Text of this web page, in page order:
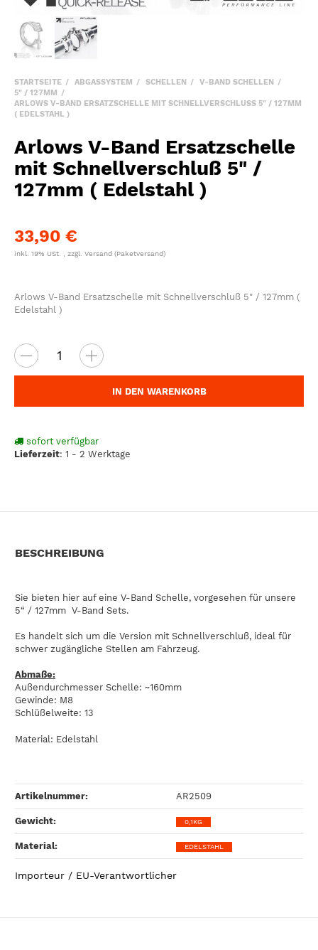
STARTSEITE ABGASSYSTEM SCHELLEN
V-BAND SCHELLEN
5" / 127MM
ARLOWS V-BAND ERSATZSCHELLE MIT SCHNELLVERSCHLUSS 5" / 127MM (
EDELSTAHL )
Arlows V-Band Ersatzschelle
mit Schnellverschluß 5" /
127mm ( Edelstahl )
33,90 €
inkl. 19% USt. , zzgl. Versand (Paketversand)
Arlows V-Band Ersatzschelle mit Schnellverschluß 5" / 127mm (
Edelstahl )
IN DEN WARENKORB
sofort verfügbar
Lieferzeit: 1 - 2 Werktage
BESCHREIBUNG
Sie bieten hier auf eine V-Band Schelle, vorgesehen für unsere
5“ / 127mm V-Band Sets.
Es handelt sich um die Version mit Schnellverschluß, ideal für
schwer zugängliche Stellen am Fahrzeug.
Abmaße:
Außendurchmesser Schelle: ~160mm
Gewinde: M8
Schlüßelweite: 13
Material: Edelstahl
Artikelnummer: AR2509
Gewicht‍: 0,1KG
Material‍: EDELSTAHL
Importeur / EU-Verantwortlicher